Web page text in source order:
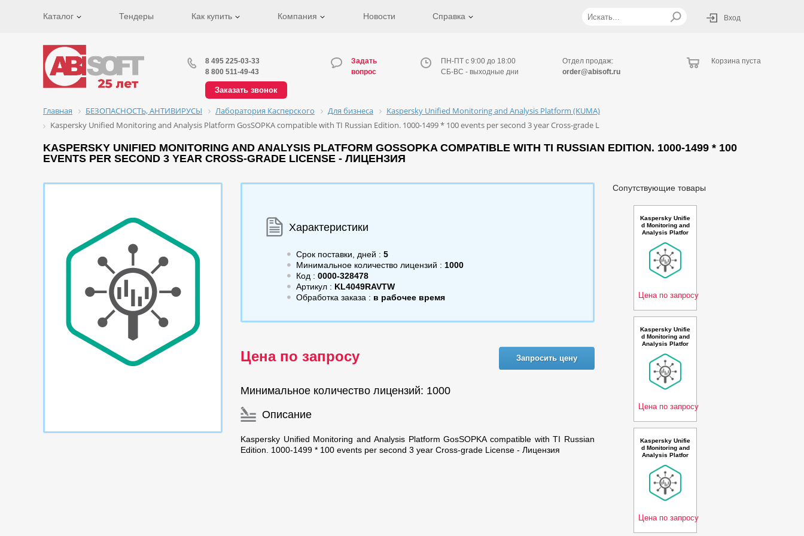
Каталог Тендеры Как купить Компания Новости Справка Вход
8 495 225-03-33
8 800 511-49-43
Заказать звонок
Задать
вопрос
ПН-ПТ с 9:00 до 18:00
СБ-ВС - выходные дни
Отдел продаж:
order@abisoft.ru
Корзина пуста
Главная БЕЗОПАСНОСТЬ, АНТИВИРУСЫ Лаборатория Касперского Для бизнеса
Kaspersky Unified Monitoring and Analysis Platform (KUMA)
Kaspersky Unified Monitoring and Analysis Platform GosSOPKA compatible with TI Russian Edition. 1000-1499 * 100 events per second 3 year Cross-grade L
KASPERSKY UNIFIED MONITORING AND ANALYSIS PLATFORM GOSSOPKA COMPATIBLE WITH TI RUSSIAN EDITION. 1000-1499 * 100
EVENTS PER SECOND 3 YEAR CROSS-GRADE LICENSE - ЛИЦЕНЗИЯ
Характеристики
Срок поставки, дней : 5
Минимальное количество лицензий : 1000
Код : 0000-328478
Артикул : KL4049RAVTW
Обработка заказа : в рабочее время
Цена по запросу Запросить цену
Минимальное количество лицензий: 1000
Описание
Kaspersky Unified Monitoring and Analysis Platform GosSOPKA compatible with TI Russian
Edition. 1000-1499 * 100 events per second 3 year Cross-grade License - Лицензия
Сопутствующие товары
Kaspersky Unifie
d Monitoring and
Analysis Platfor
mpatible with Net
flow support and
TI Russian Editio
n. 100-149 * 100
events per seco
Цена по запросу
Kaspersky Unifie
d Monitoring and
Analysis Platfor
n Edition. 50-99 *
100 events per s
econd 3 year Cro
ss-Grade Premiu
m License - Лиц
Цена по запросу
Kaspersky Unifie
d Monitoring and
Analysis Platfor
ompatible and AI
Russian Edition.
20-24 * 100 even
ts per second 1
year Renewal Pr
Цена по запросу